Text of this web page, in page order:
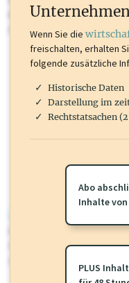
Marken, Patente,
mehr.
Für dieses Profil gibt es
Sie momentan nicht
oder loggen Sie sich ein
Wenn Sie die
freischalten, erhalten
folgende zusätzliche
Historische Daten
Darstellung im
Rechtstatsachen
Abo
Inhalte
PLUS